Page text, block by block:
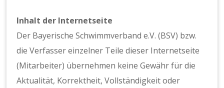
Inhalt der Internetseite
Der Bayerische Schwimmverband e.V. (BSV) bzw.
die Verfasser einzelner Teile dieser Internetseite
(Mitarbeiter) übernehmen keine Gewähr für die
Aktualität, Korrektheit, Vollständigkeit oder